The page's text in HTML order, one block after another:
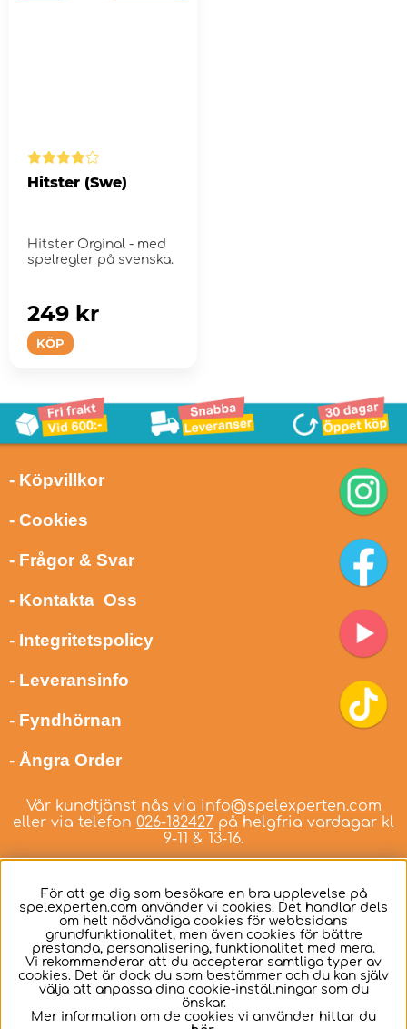
Hitster (Swe)
Hitster Orginal - med
spelregler på svenska.
KÖP
249 kr
- Köpvillkor
- Cookies
- Frågor & Svar
- Kontakta Oss
- Integritetspolicy
- Leveransinfo
- Fyndhörnan
- Ångra Order
Vår kundtjänst nås via info@spelexperten.com
eller via telefon 026-182427 på helgfria vardagar kl
9-11 & 13-16.
Svenska
För att ge dig som besökare en bra upplevelse på
spelexperten.com använder vi cookies. Det handlar dels
om helt nödvändiga cookies för webbsidans
grundfunktionalitet, men även cookies för bättre
prestanda, personalisering, funktionalitet med mera.
Vi rekommenderar att du accepterar samtliga typer av
cookies. Det är dock du som bestämmer och du kan själv
välja att anpassa dina cookie-inställningar som du
önskar.
Mer information om de cookies vi använder hittar du